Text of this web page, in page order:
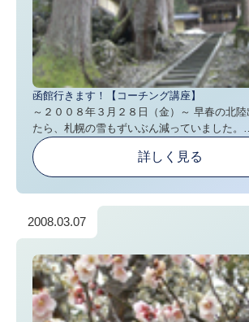
函館行きます！【コーチング講座】
～２００８年３月２８日（金）～ 早春の北陸出張から戻りまし
たら、札幌の雪もずいぶん減っていました。…
詳しく見る
2008.03.07